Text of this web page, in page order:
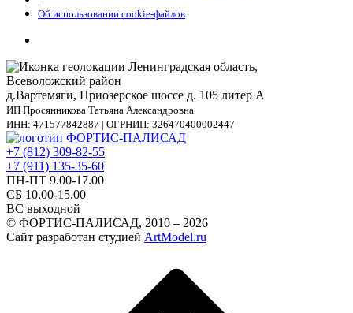
Об использовании cookie-файлов
Ленинградская область,
Всеволожский район
д.Вартемяги, Приозерское шоссе д. 105 литер А
ИП Просянникова Татьяна Александровна
ИНН: 471577842887 | ОГРНИП: 326470400002447
+7 (812) 309-82-55
+7 (911) 135-35-60
ПН-ПТ 9.00-17.00
СБ 10.00-15.00
ВС выходной
© ФОРТИС-ПАЛИСАД, 2010 – 2026
Сайт разработан студией ArtModel.ru